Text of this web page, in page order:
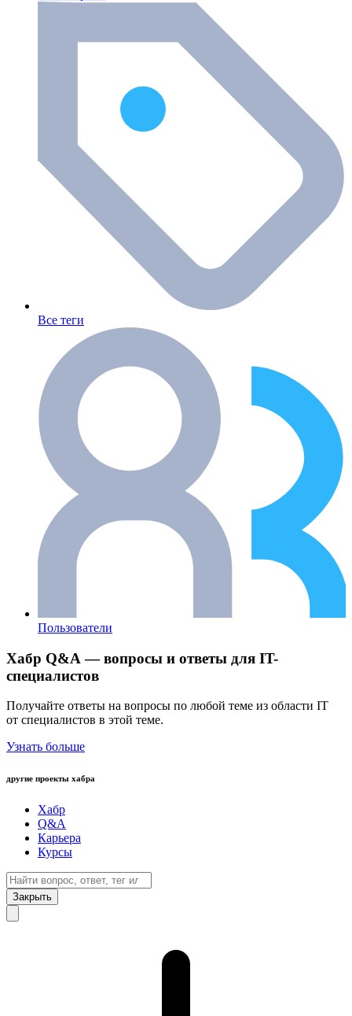
Все теги
Пользователи
Хабр Q&A — вопросы и ответы для IT-
специалистов
Получайте ответы на вопросы по любой теме из области IT
от специалистов в этой теме.
Узнать больше
другие проекты хабра
Хабр
Q&A
Карьера
Курсы
Закрыть